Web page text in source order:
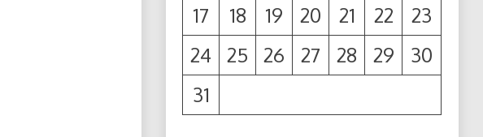
17
18 19 20 21 22
23
24
25 26 27 28 29
30
31